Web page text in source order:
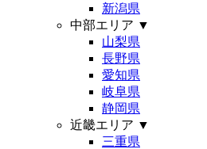
新潟県
中部エリア ▼
山梨県
長野県
愛知県
岐阜県
静岡県
近畿エリア ▼
三重県